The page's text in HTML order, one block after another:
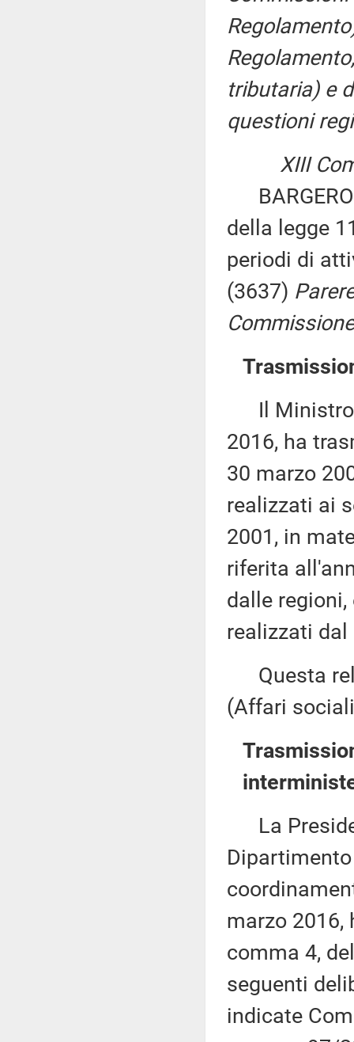
tributaria) e
questioni
XIII
BARGERO
della legge
periodi di
(3637)
Il Ministro
2016, ha
30 marzo
realizzati ai
2001, in
riferita
dalle
realizzati dal
Questa
(Affari
La
marzo 2016,
comma 4,
seguenti
indicate